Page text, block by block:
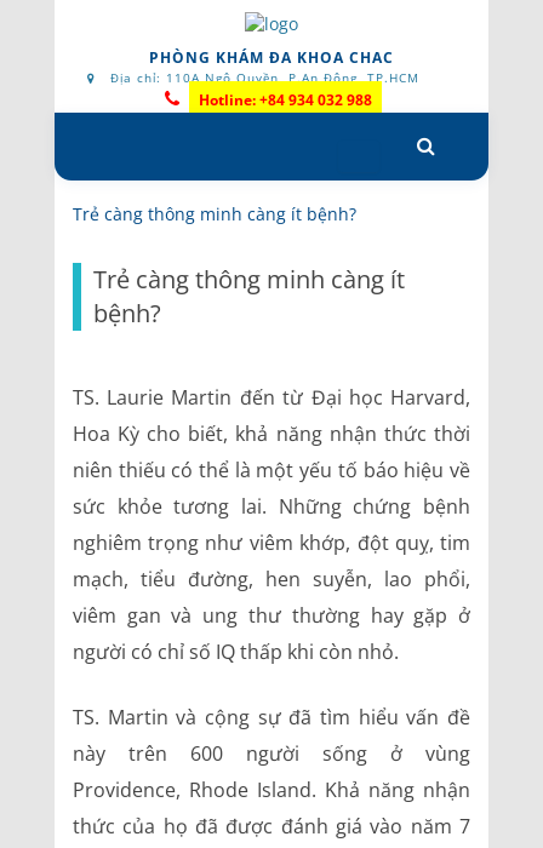
PHÒNG KHÁM ĐA KHOA CHAC
Địa chỉ: 110A Ngô Quyền, P.An Đông, TP.HCM
Hotline: +84 934 032 988
to
content
Trẻ càng thông minh càng ít bệnh?
Trẻ càng thông minh càng ít
bệnh?
TS. Laurie Martin đến từ Đại học Harvard,
Hoa Kỳ cho biết, khả năng nhận thức thời
niên thiếu có thể là một yếu tố báo hiệu về
sức khỏe tương lai. Những chứng bệnh
nghiêm trọng như viêm khớp, đột quỵ, tim
mạch, tiểu đường, hen suyễn, lao phổi,
viêm gan và ung thư thường hay gặp ở
người có chỉ số IQ thấp khi còn nhỏ.
TS. Martin và cộng sự đã tìm hiểu vấn đề
này trên 600 người sống ở vùng
Providence, Rhode Island. Khả năng nhận
thức của họ đã được đánh giá vào năm 7